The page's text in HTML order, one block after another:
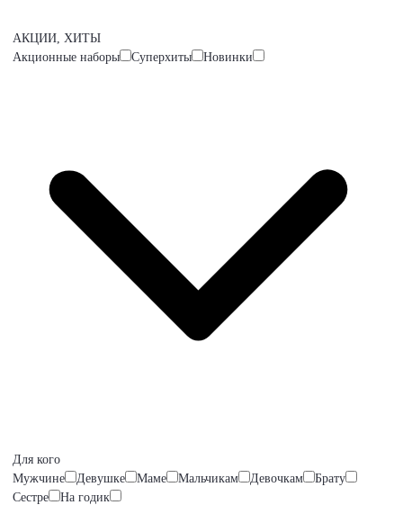
АКЦИИ, ХИТЫ
Акционные наборы
Суперхиты Новинки
Для кого
Мужчине
Девушке Маме Мальчикам Девочкам
Брату
Сестре
На годик